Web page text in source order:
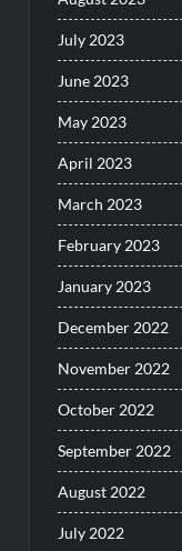
July 2023
June 2023
May 2023
April 2023
March 2023
February 2023
January 2023
December 2022
November 2022
October 2022
September 2022
August 2022
July 2022